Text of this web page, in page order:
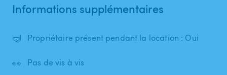
Informations supplémentaires
🤿 Propriétaire présent pendant la location : Oui
👀 Pas de vis à vis